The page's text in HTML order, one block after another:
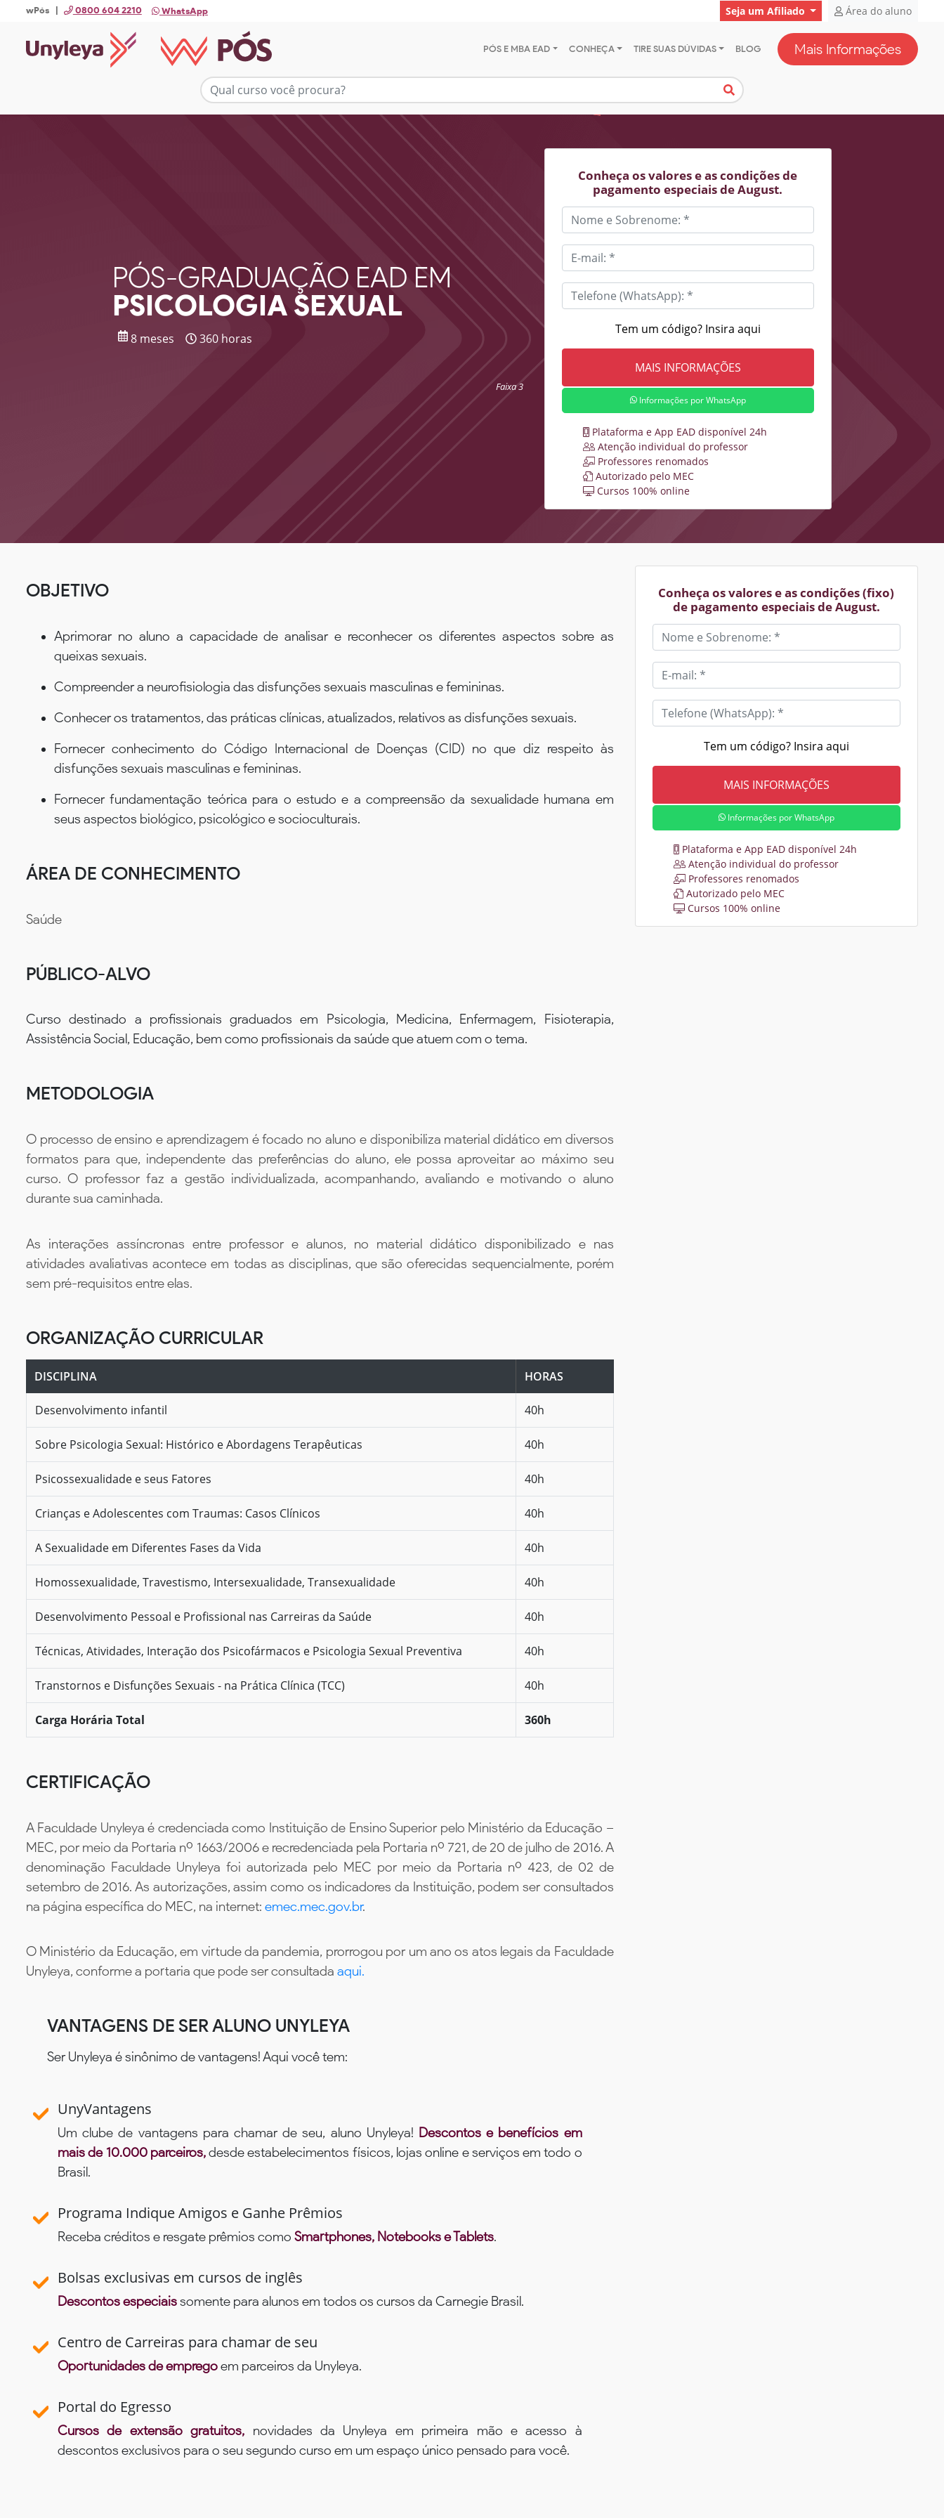
wPós | 0800 604 2210 WhatsApp Seja um Afiliado Área do aluno
PÓS E MBA EAD CONHEÇA TIRE SUAS DÚVIDAS BLOG Mais Informações
PÓS-GRADUAÇÃO EAD EM
PSICOLOGIA SEXUAL
8 meses 360 horas
Faixa 3
Conheça os valores e as condições de
pagamento especiais de August.
Tem um código? Insira aqui
Informações por WhatsApp
Plataforma e App EAD disponível 24h
Atenção individual do professor
Professores renomados
Autorizado pelo MEC
Cursos 100% online
OBJETIVO
Aprimorar no aluno a capacidade de analisar e reconhecer os diferentes aspectos sobre as
queixas sexuais.
Compreender a neurofisiologia das disfunções sexuais masculinas e femininas.
Conhecer os tratamentos, das práticas clínicas, atualizados, relativos as disfunções sexuais.
Fornecer conhecimento do Código Internacional de Doenças (CID) no que diz respeito às
disfunções sexuais masculinas e femininas.
Fornecer fundamentação teórica para o estudo e a compreensão da sexualidade humana em
seus aspectos biológico, psicológico e socioculturais.
ÁREA DE CONHECIMENTO
Saúde
PÚBLICO-ALVO
Curso destinado a profissionais graduados em Psicologia, Medicina, Enfermagem, Fisioterapia,
Assistência Social, Educação, bem como profissionais da saúde que atuem com o tema.
METODOLOGIA
O processo de ensino e aprendizagem é focado no aluno e disponibiliza material didático em diversos
formatos para que, independente das preferências do aluno, ele possa aproveitar ao máximo seu
curso. O professor faz a gestão individualizada, acompanhando, avaliando e motivando o aluno
durante sua caminhada.
As interações assíncronas entre professor e alunos, no material didático disponibilizado e nas
atividades avaliativas acontece em todas as disciplinas, que são oferecidas sequencialmente, porém
sem pré-requisitos entre elas.
ORGANIZAÇÃO CURRICULAR
DISCIPLINA HORAS
Desenvolvimento infantil 40h
Sobre Psicologia Sexual: Histórico e Abordagens Terapêuticas 40h
Psicossexualidade e seus Fatores 40h
Crianças e Adolescentes com Traumas: Casos Clínicos 40h
A Sexualidade em Diferentes Fases da Vida 40h
Homossexualidade, Travestismo, Intersexualidade, Transexualidade 40h
Desenvolvimento Pessoal e Profissional nas Carreiras da Saúde 40h
Técnicas, Atividades, Interação dos Psicofármacos e Psicologia Sexual Preventiva 40h
Transtornos e Disfunções Sexuais - na Prática Clínica (TCC) 40h
Carga Horária Total 360h
CERTIFICAÇÃO
A Faculdade Unyleya é credenciada como Instituição de Ensino Superior pelo Ministério da Educação –
MEC, por meio da Portaria nº 1663/2006 e recredenciada pela Portaria nº 721, de 20 de julho de 2016. A
denominação Faculdade Unyleya foi autorizada pelo MEC por meio da Portaria nº 423, de 02 de
setembro de 2016. As autorizações, assim como os indicadores da Instituição, podem ser consultados
na página específica do MEC, na internet: emec.mec.gov.br.
O Ministério da Educação, em virtude da pandemia, prorrogou por um ano os atos legais da Faculdade
Unyleya, conforme a portaria que pode ser consultada aqui.
VANTAGENS DE SER ALUNO UNYLEYA
Ser Unyleya é sinônimo de vantagens! Aqui você tem:
UnyVantagens
Um clube de vantagens para chamar de seu, aluno Unyleya! Descontos e benefícios em
mais de 10.000 parceiros,desde estabelecimentos físicos, lojas online e serviços em todo o
Brasil.
Programa Indique Amigos e Ganhe Prêmios
Receba créditos e resgate prêmios como Smartphones, Notebooks e Tablets.
Bolsas exclusivas em cursos de inglês
Descontos especiaissomente para alunos em todos os cursos da Carnegie Brasil.
Centro de Carreiras para chamar de seu
Oportunidades de empregoem parceiros da Unyleya.
Portal do Egresso
Cursos de extensão gratuitos, novidades da Unyleya em primeira mão e acesso à
descontos exclusivos para o seu segundo curso em um espaço único pensado para você.
Conheça os valores e as condições (fixo)
de pagamento especiais de August.
Tem um código? Insira aqui
Informações por WhatsApp
Plataforma e App EAD disponível 24h
Atenção individual do professor
Professores renomados
Autorizado pelo MEC
Cursos 100% online